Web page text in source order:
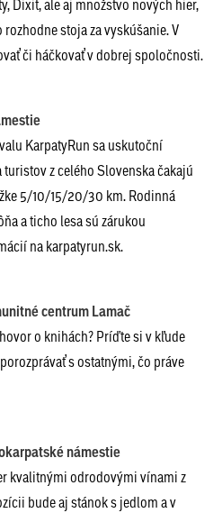
stoja za vyskúšanie. V
či háčkovať v dobrej spoločnosti.
KarpatyRun sa uskutoční
z celého Slovenska čakajú
5/10/15/20/30 km. Rodinná
a ticho lesa sú zárukou
na karpatyrun.sk.
centrum Lamač
o knihách? Príďte si v kľude
s ostatnými, čo práve
námestie
kvalitnými odrodovými vínami z
bude aj stánok s jedlom a v